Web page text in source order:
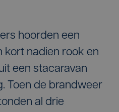
hoorden een
kort nadien rook en
een stacaravan
Toen de brandweer
al drie